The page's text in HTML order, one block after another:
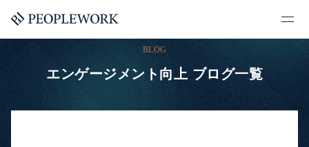
BLOG
エンゲージメント向上 ブログ一覧